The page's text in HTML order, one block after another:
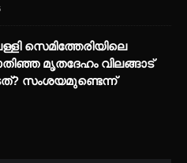
സെമിത്തേരിയിലെ
മൃതദേഹം വിലങ്ങാട്
സംശയമുണ്ടെന്ന്